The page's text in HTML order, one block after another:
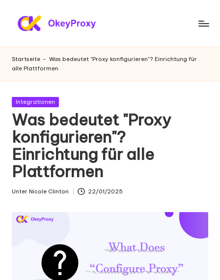
W
o
h
n
-
P
r
o
xi
e
s
HTTP(S)/SOCKS5-
kostenlose
Web-
Proxys
zum
Ausprobieren,
Tutorials
zu
Proxy-
Einstellungen,
Scraping
Startseite - Was bedeutet "Proxy konfigurieren"? Einrichtung für
alle Plattformen
Gepostet
Integrationen
Was bedeutet "Proxy
konfigurieren"?
Einrichtung für alle
Plattformen
Unter Nicole Clinton 22/01/2025